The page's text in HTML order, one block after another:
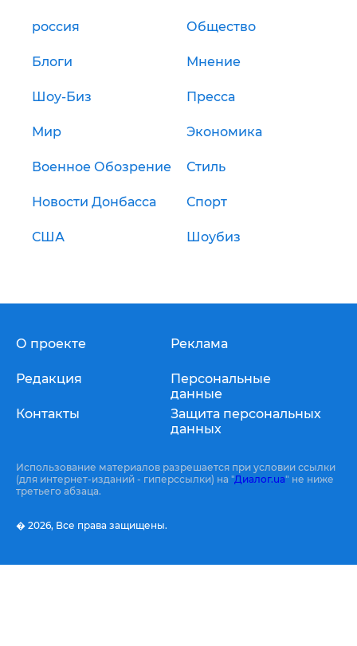
россия Общество
Блоги Мнение
Шоу-Биз Пресса
Мир Экономика
Военное Обозрение Стиль
Новости Донбасса Спорт
США Шоубиз
О проекте
Редакция
Контакты
Реклама
Персональные
данные
Защита персональных
данных
Использование материалов разрешается при условии ссылки
(для интернет-изданий - гиперссылки) на "Диалог.ua" не ниже
третьего абзаца.
� 2026, Все права защищены.